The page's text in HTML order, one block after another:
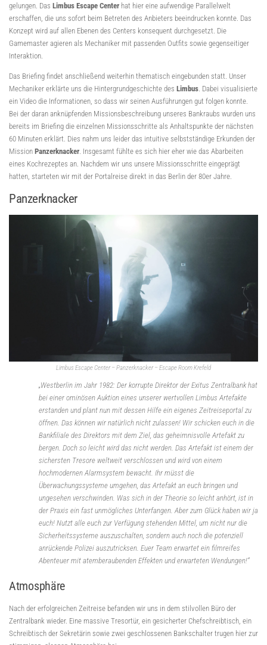
gelungen. Das Limbus Escape Center hat hier eine aufwendige Parallelwelt
erschaffen, die uns sofort beim Betreten des Anbieters beeindrucken konnte. Das
Konzept wird auf allen Ebenen des Centers konsequent durchgesetzt. Die
Gamemaster agieren als Mechaniker mit passenden Outfits sowie gegenseitiger
Interaktion.
Das Briefing findet anschließend weiterhin thematisch eingebunden statt. Unser
Mechaniker erklärte uns die Hintergrundgeschichte des Limbus. Dabei visualisierte
ein Video die Informationen, so dass wir seinen Ausführungen gut folgen konnte.
Bei der daran anknüpfenden Missionsbeschreibung unseres Bankraubs wurden uns
bereits im Briefing die einzelnen Missionsschritte als Anhaltspunkte der nächsten
60 Minuten erklärt. Dies nahm uns leider das intuitive selbstständige Erkunden der
Mission Panzerknacker. Insgesamt fühlte es sich hier eher wie das Abarbeiten
eines Kochrezeptes an. Nachdem wir uns unsere Missionsschritte eingeprägt
hatten, starteten wir mit der Portalreise direkt in das Berlin der 80er Jahre.
Panzerknacker
Limbus Escape Center – Panzerknacker – Escape Room Krefeld
„Westberlin im Jahr 1982: Der korrupte Direktor der Exitus Zentralbank hat
bei einer ominösen Auktion eines unserer wertvollen Limbus Artefakte
erstanden und plant nun mit dessen Hilfe ein eigenes Zeitreiseportal zu
öffnen. Das können wir natürlich nicht zulassen! Wir schicken euch in die
Bankfiliale des Direktors mit dem Ziel, das geheimnisvolle Artefakt zu
bergen. Doch so leicht wird das nicht werden. Das Artefakt ist einem der
sichersten Tresore weltweit verschlossen und wird von einem
hochmodernen Alarmsystem bewacht. Ihr müsst die
Überwachungssysteme umgehen, das Artefakt an euch bringen und
ungesehen verschwinden. Was sich in der Theorie so leicht anhört, ist in
der Praxis ein fast unmögliches Unterfangen. Aber zum Glück haben wir ja
euch! Nutzt alle euch zur Verfügung stehenden Mittel, um nicht nur die
Sicherheitssysteme auszuschalten, sondern auch noch die potenziell
anrückende Polizei auszutricksen. Euer Team erwartet ein filmreifes
Abenteuer mit atemberaubenden Effekten und erwarteten Wendungen!“
Atmosphäre
Nach der erfolgreichen Zeitreise befanden wir uns in dem stilvollen Büro der
Zentralbank wieder. Eine massive Tresortür, ein gesicherter Chefschreibtisch, ein
Schreibtisch der Sekretärin sowie zwei geschlossenen Bankschalter trugen hier zur